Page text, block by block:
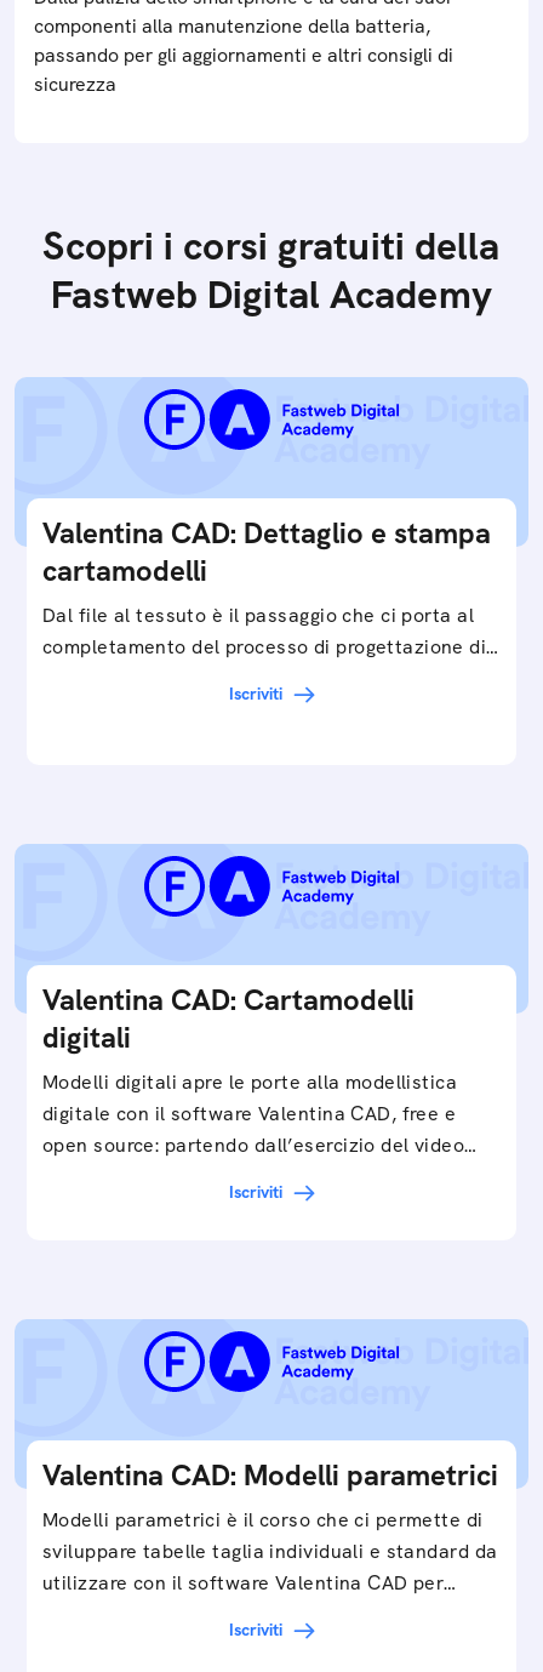
componenti alla manutenzione della batteria,
passando per gli aggiornamenti e altri consigli di
sicurezza
Scopri i corsi gratuiti della
Fastweb Digital Academy
Valentina CAD: Dettaglio e stampa
cartamodelli
Dal file al tessuto è il passaggio che ci porta al
completamento del processo di progettazione di
Iscriviti
Valentina CAD: Cartamodelli
digitali
Modelli digitali apre le porte alla modellistica
digitale con il software Valentina CAD, free e
open source: partendo dall’esercizio del video…
Iscriviti
Valentina CAD: Modelli parametrici
Modelli parametrici è il corso che ci permette di
sviluppare tabelle taglia individuali e standard da
utilizzare con il software Valentina CAD per…
Iscriviti